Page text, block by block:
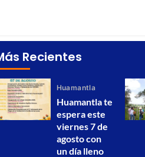
Recientes
Huamantla
Huamantla te
espera este
viernes 7 de
agosto con
un día lleno